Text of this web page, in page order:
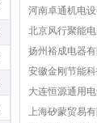
河南卓通机电
北京风行聚能
扬州裕成电器有
安徽金刚节能
大连恒源通用
上海矽蒙贸易有